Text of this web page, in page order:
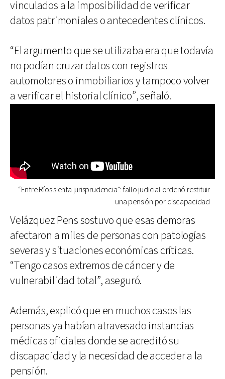
vinculados a la imposibilidad de verificar
datos patrimoniales o antecedentes clínicos.
“El argumento que se utilizaba era que todavía
no podían cruzar datos con registros
automotores o inmobiliarios y tampoco volver
a verificar el historial clínico”, señaló.
“Entre Ríos sienta jurisprudencia”: fallo judicial ordenó restituir
una pensión por discapacidad
Velázquez Pens sostuvo que esas demoras
afectaron a miles de personas con patologías
severas y situaciones económicas críticas.
“Tengo casos extremos de cáncer y de
vulnerabilidad total”, aseguró.
Además, explicó que en muchos casos las
personas ya habían atravesado instancias
médicas oficiales donde se acreditó su
discapacidad y la necesidad de acceder a la
pensión.